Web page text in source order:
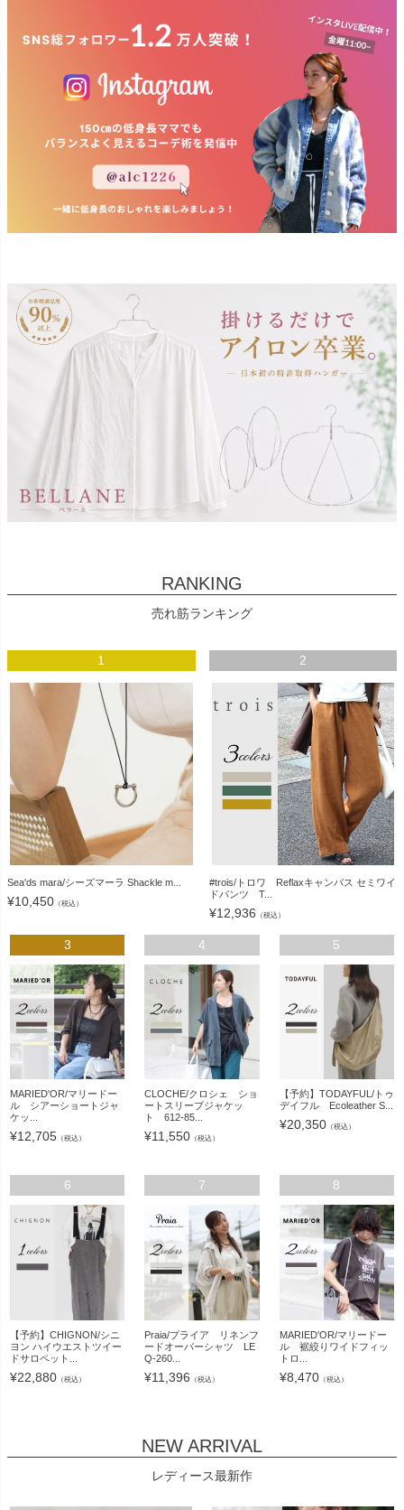
RANKING
売れ筋ランキング
1
Sea'ds mara/シーズマーラ Shackle m...
¥10,450 （税込）
2
#trois/トロワ Reflaxキャンバス セミワイ
ドパンツ T...
¥12,936 （税込）
3
MARIED'OR/マリードー
ル シアーショートジャ
ケッ...
¥12,705 （税込）
4
CLOCHE/クロシェ ショ
ートスリーブジャケッ
ト 612-85...
¥11,550 （税込）
5
【予約】TODAYFUL/トゥ
デイフル Ecoleather S...
¥20,350（税込）
6
【予約】CHIGNON/シニ
ヨン ハイウエストツイー
ドサロペット...
¥22,880 （税込）
7
Praia/プライア リネンフ
ードオーバーシャツ LE
Q-260...
¥11,396 （税込）
8
MARIED'OR/マリードー
ル 裾絞りワイドフィッ
トロ...
¥8,470（税込）
NEW ARRIVAL
レディース最新作